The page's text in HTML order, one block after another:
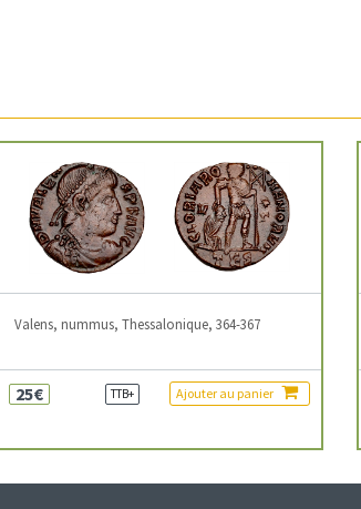
Valens, nummus, Thessalonique, 364-367
25€ TTB+ Ajouter au panier